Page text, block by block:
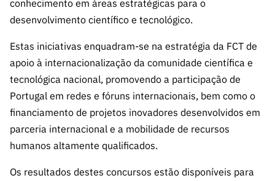
conhecimento em áreas estratégicas para o
desenvolvimento científico e tecnológico.
Estas iniciativas enquadram-se na estratégia da FCT de
apoio à internacionalização da comunidade científica e
tecnológica nacional, promovendo a participação de
Portugal em redes e fóruns internacionais, bem como o
financiamento de projetos inovadores desenvolvidos em
parceria internacional e a mobilidade de recursos
humanos altamente qualificados.
Os resultados destes concursos estão disponíveis para